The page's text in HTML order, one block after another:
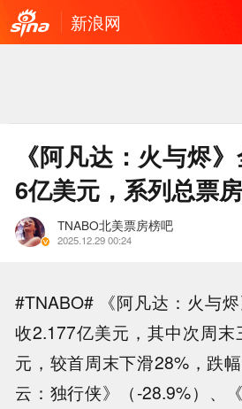
新浪网
《阿凡达：火与烬
6亿美元，系列总票
TNABO北美票房榜吧
2025.12.29 00:24
#TNABO# 《阿凡达：火与
收2.177亿美元，其中次周
元，较首周末下滑28%，跌
云：独行侠》（-28.9%）、